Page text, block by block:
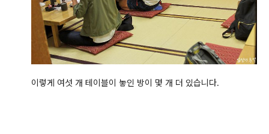
이렇게 여섯 개 테이블이 놓인 방이 몇 개 더 있습니다.